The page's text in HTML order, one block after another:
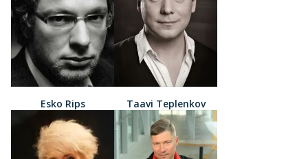
Esko Rips Taavi Teplenkov